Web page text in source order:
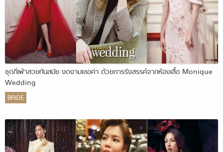
ชุดกี่เพ้าสวยทันสมัย งดงามเลอค่า ด้วยการรังสรรค์จากห้องเสื้อ Monique
Wedding
BRIDE